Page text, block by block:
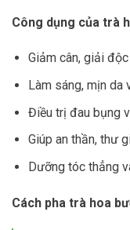
Công dụng của trà
Giảm cân, giải độc
Làm sáng, mịn da
Điều trị đau bụng
Giúp an thần, thư
Dưỡng tóc thẳng
Cách pha trà hoa